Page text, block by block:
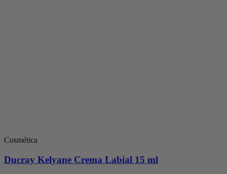
Cosmética
Ducray Kelyane Crema Labial 15 ml